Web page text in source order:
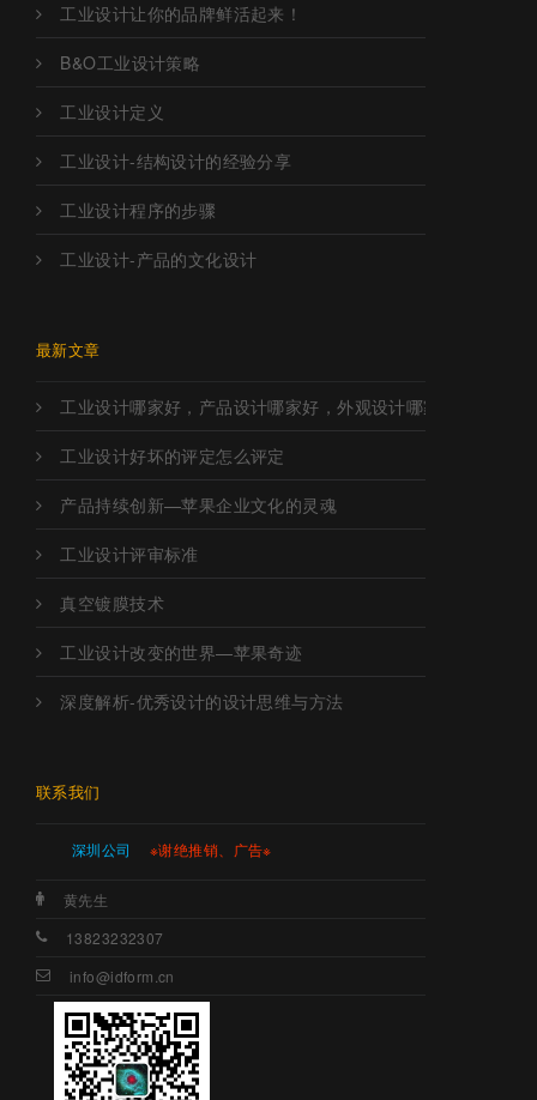
工业设计让你的品牌鲜活起来！
B&O工业设计策略
工业设计定义
工业设计-结构设计的经验分享
工业设计程序的步骤
工业设计-产品的文化设计
最新文章
工业设计哪家好，产品设计哪家好，外观设计哪家好，工业设
工业设计好坏的评定怎么评定
产品持续创新—苹果企业文化的灵魂
工业设计评审标准
真空镀膜技术
工业设计改变的世界—苹果奇迹
深度解析-优秀设计的设计思维与方法
联系我们
深圳公司 ※谢绝推销、广告※
黄先生
13823232307
info@idform.cn